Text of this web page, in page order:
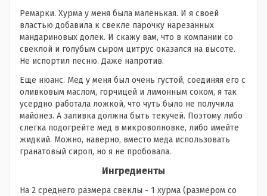
Ремарки. Хурма у меня была маленькая. И я своей
властью добавила к свекле парочку нарезанных
мандариновых долек. И скажу вам, что в компании со
свеклой и голубым сыром цитрус оказался на высоте.
Не испортил песню. Даже напротив.
Еще нюанс. Мед у меня был очень густой, соединяя его с
оливковым маслом, горчицей и лимонным соком, я так
усердно работала ложкой, что чуть было не получила
майонез. А заливка должна быть текучей. Поэтому либо
слегка подогрейте мед в микроволновке, либо имейте
жидкий. Можно, наверно, вместо меда использовать
гранатовый сироп, но я не пробовала.
Ингредиенты
На 2 среднего размера свеклы - 1 хурма (размером со